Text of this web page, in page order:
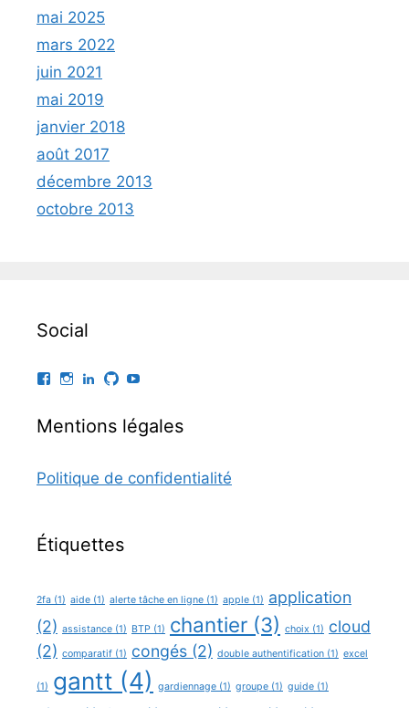
mai 2025
mars 2022
juin 2021
mai 2019
janvier 2018
août 2017
décembre 2013
octobre 2013
Social
Facebook
Instagram
LinkedIn
GitHub
Mentions légales
Politique de confidentialité
Étiquettes
2fa (1) aide (1) alerte tâche en ligne (1) apple (1) application
(2) assistance (1) BTP (1) chantier (3) choix (1) cloud
(2) comparatif (1) congés (2) double authentification (1) excel
(1) gantt (4) gardiennage (1) groupe (1) guide (1)